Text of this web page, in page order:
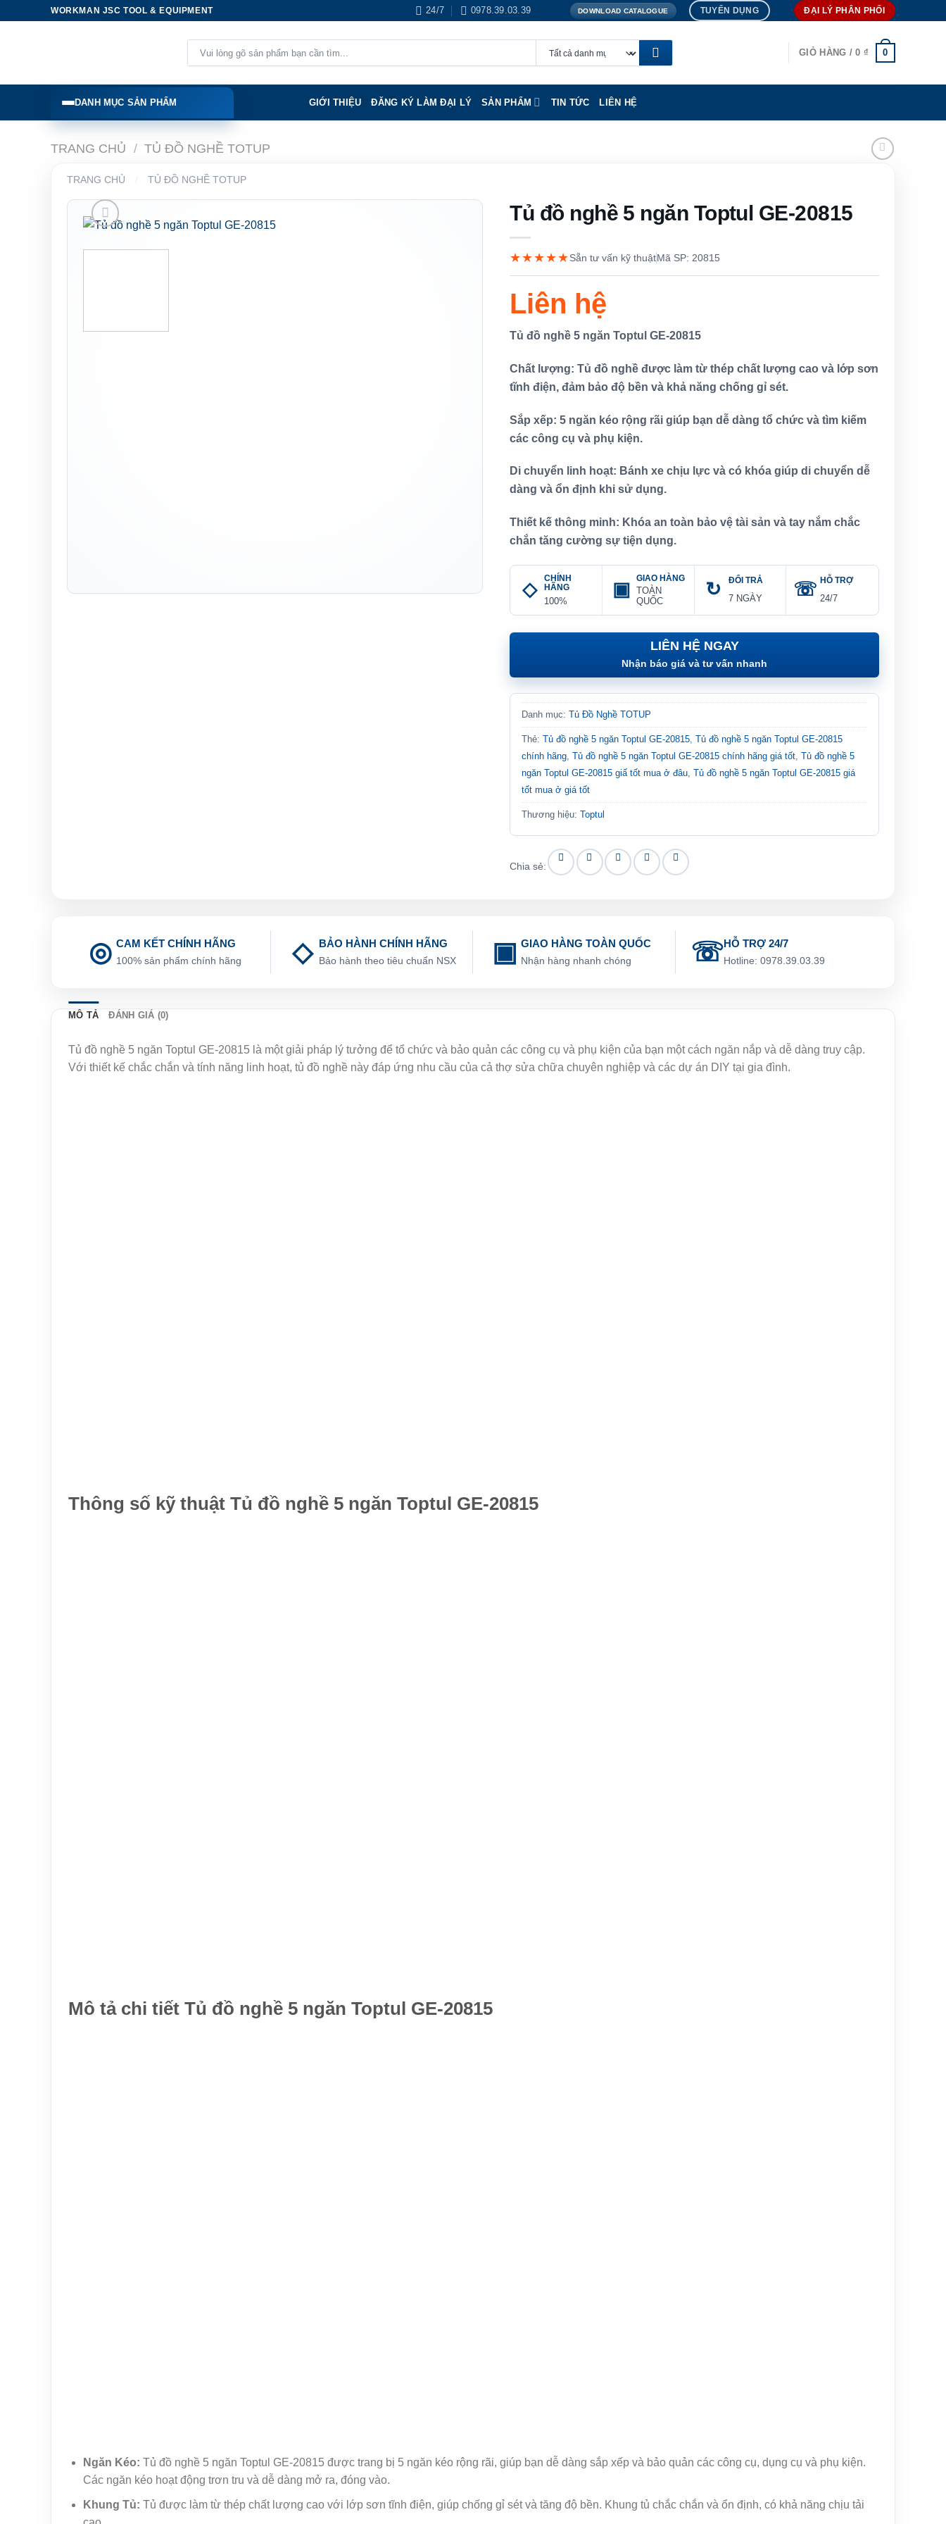
WORKMAN JSC TOOL & EQUIPMENT 24/7 0978.39.03.39 DOWNLOAD CATALOGUE TUYỂN DỤNG ĐẠI LÝ PHÂN PHỐI
kiếm:
GIỎ HÀNG /0 ₫ 0
DANH MỤC SẢN PHẨM GIỚI THIỆU ĐĂNG KÝ LÀM ĐẠI LÝ SẢN PHẨM TIN TỨC LIÊN HỆ
TRANG CHỦ / TỦ ĐỒ NGHỀ TOTUP
TRANG CHỦ TỦ ĐỒ NGHỀ TOTUP
Tủ đồ nghề 5 ngăn Toptul GE-20815
★★★★★Sẵn tư vấn kỹ thuậtMã SP: 20815
Liên hệ
Tủ đồ nghề 5 ngăn Toptul GE-20815
Chất lượng: Tủ đồ nghề được làm từ thép chất lượng cao và lớp sơn
tĩnh điện, đảm bảo độ bền và khả năng chống gỉ sét.
Sắp xếp: 5 ngăn kéo rộng rãi giúp bạn dễ dàng tổ chức và tìm kiếm
các công cụ và phụ kiện.
Di chuyển linh hoạt: Bánh xe chịu lực và có khóa giúp di chuyển dễ
dàng và ổn định khi sử dụng.
Thiết kế thông minh: Khóa an toàn bảo vệ tài sản và tay nắm chắc
chắn tăng cường sự tiện dụng.
CHÍNH
HÃNG
100%
GIAO HÀNG
TOÀN
QUỐC
ĐỔI TRẢ
7 NGÀY
HỖ TRỢ
24/7
LIÊN HỆ NGAY
Nhận báo giá và tư vấn nhanh
Danh mục:Tủ Đồ Nghề TOTUP
Thẻ:Tủ đồ nghề 5 ngăn Toptul GE-20815 ,Tủ đồ nghề 5 ngăn Toptul GE-20815
chính hãng ,Tủ đồ nghề 5 ngăn Toptul GE-20815 chính hãng giá tốt ,Tủ đồ nghề 5
ngăn Toptul GE-20815 giấ tốt mua ở đâu ,Tủ đồ nghề 5 ngăn Toptul GE-20815 giá
tốt mua ở giá tốt
Thương hiệu:Toptul
Chia sẻ:
CAM KẾT CHÍNH HÃNG
100% sản phẩm chính hãng
BẢO HÀNH CHÍNH HÃNG
Bảo hành theo tiêu chuẩn NSX
GIAO HÀNG TOÀN QUỐC
Nhận hàng nhanh chóng
HỖ TRỢ 24/7
Hotline: 0978.39.03.39
MÔ TẢ ĐÁNH GIÁ (0)
Tủ đồ nghề 5 ngăn Toptul GE-20815 là một giải pháp lý tưởng để tổ chức và bảo quản các công cụ và phụ kiện của bạn một cách ngăn nắp và dễ dàng truy cập.
Với thiết kế chắc chắn và tính năng linh hoạt, tủ đồ nghề này đáp ứng nhu cầu của cả thợ sửa chữa chuyên nghiệp và các dự án DIY tại gia đình.
Thông số kỹ thuật Tủ đồ nghề 5 ngăn Toptul GE-20815
Mô tả chi tiết Tủ đồ nghề 5 ngăn Toptul GE-20815
Ngăn Kéo: Tủ đồ nghề 5 ngăn Toptul GE-20815 được trang bị 5 ngăn kéo rộng rãi, giúp bạn dễ dàng sắp xếp và bảo quản các công cụ, dụng cụ và phụ kiện.
Các ngăn kéo hoạt động trơn tru và dễ dàng mở ra, đóng vào.
Khung Tủ: Tủ được làm từ thép chất lượng cao với lớp sơn tĩnh điện, giúp chống gỉ sét và tăng độ bền. Khung tủ chắc chắn và ổn định, có khả năng chịu tải